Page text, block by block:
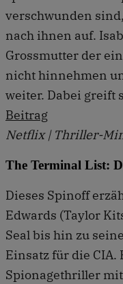
verschwunden
nach ihnen auf.
Grossmutter der
nicht hinnehmen
weiter. Dabei greift
Beitrag
Netflix | Thriller-
The Terminal List:
Dieses Spinoff
Edwards (Taylor
Seal bis hin zu
Einsatz für die
Spionagethriller